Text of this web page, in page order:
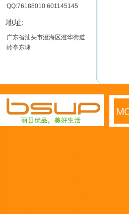
QQ:76188010 601145145
地址:
广东省汕头市澄海区澄华街道
岭亭东埭